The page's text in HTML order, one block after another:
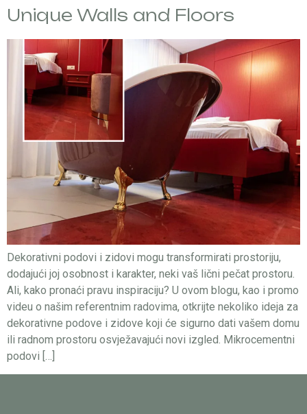
Unique Walls and Floors
Dekorativni podovi i zidovi mogu transformirati prostoriju,
dodajući joj osobnost i karakter, neki vaš lični pečat prostoru.
Ali, kako pronaći pravu inspiraciju? U ovom blogu, kao i promo
videu o našim referentnim radovima, otkrijte nekoliko ideja za
dekorativne podove i zidove koji će sigurno dati vašem domu
ili radnom prostoru osvježavajući novi izgled. Mikrocementni
podovi […]